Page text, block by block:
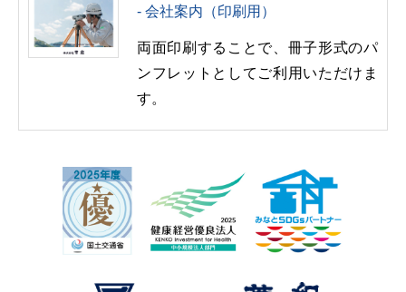
会社案内（印刷用）
両面印刷することで、冊子形式のパ
ンフレットとしてご利用いただけま
す。